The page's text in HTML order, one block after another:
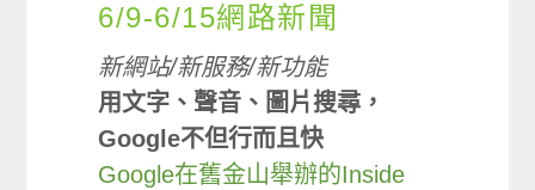
6/9-6/15網路新聞
新網站/新服務/新功能
用文字、聲音、圖片搜尋，
Google不但行而且快
Google在舊金山舉辦的Inside